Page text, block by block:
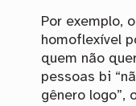
Por exemplo,
homoflexível
quem não
pessoas bi
gênero logo”,